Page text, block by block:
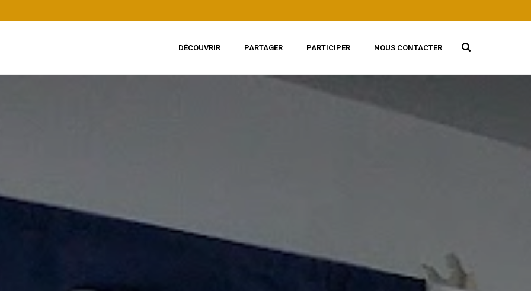
DÉCOUVRIR PARTAGER PARTICIPER NOUS CONTACTER